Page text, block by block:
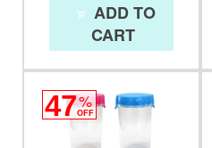
ADD TO
CART
47%
OFF